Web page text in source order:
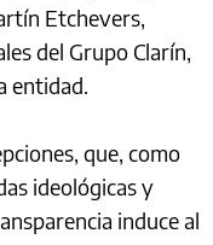
Etchevers,
del Grupo Clarín,
entidad.
que, como
ideológicas y
induce al